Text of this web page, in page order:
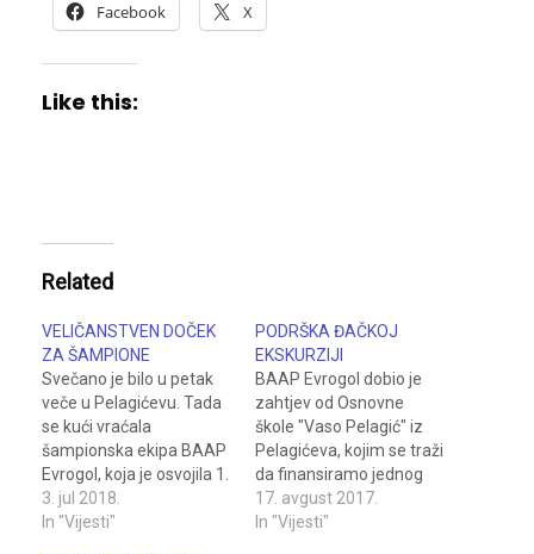
Facebook X
Like this:
Related
VELIČANSTVEN DOČEK
ZA ŠAMPIONE
Svečano je bilo u petak
veče u Pelagićevu. Tada
se kući vraćala
šampionska ekipa BAAP
Evrogol, koja je osvojila 1.
mjesto na 1.
Međunarodnom turniru
3. jul 2018.
In "Vijesti"
PODRŠKA ĐAČKOJ
EKSKURZIJI
BAAP Evrogol dobio je
zahtjev od Osnovne
škole "Vaso Pelagić" iz
Pelagićeva, kojim se traži
da finansiramo jednog
učenika iz reda socijalno-
ugroženih lica na
17. avgust 2017.
In "Vijesti"